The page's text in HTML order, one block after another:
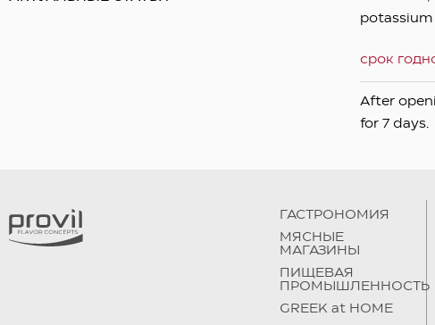
срок
After
for 7 days.
ГАСТРОНОМИЯ
МЯСНЫЕ
МАГАЗИНЫ
ПИЩЕВАЯ
ПРОМЫШЛЕННОСТЬ
GREEK at HOME